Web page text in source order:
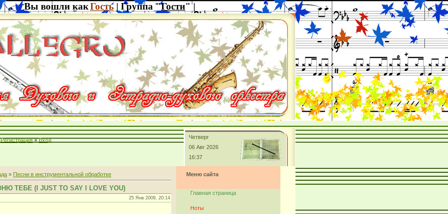
Вы вошли какГость | Группа "Гости" |
Регистрация » Вход
Четверг
06 Авг 2026
16:37
» Песни в инструментальной обработке
ТЕБЕ (I JUST TO SAY I LOVE YOU)
25 Янв 2009, 20:14
Меню сайта
Главная страница
Ноты